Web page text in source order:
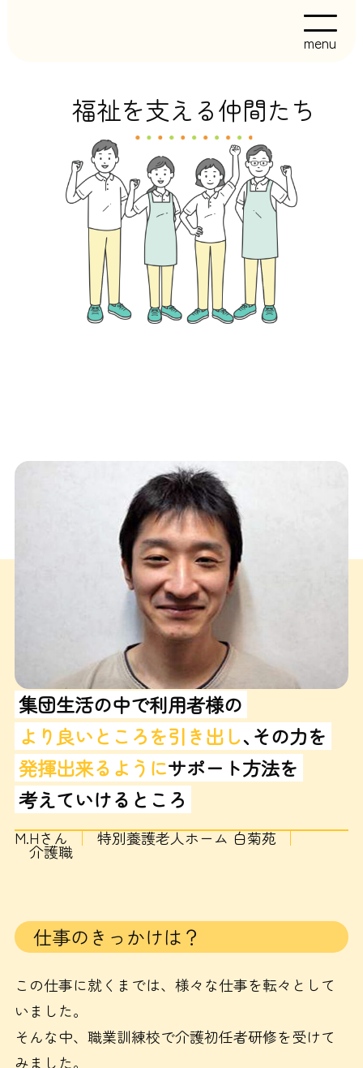
福祉を支える仲間たち
集団生活の中で利用者様の
より良いところを引き出し､その力を
発揮出来るようにサポート方法を
考えていけるところ
M.Hさん 特別養護老人ホーム 白菊苑
介護職
仕事のきっかけは？
この仕事に就くまでは、様々な仕事を転々として
いました。
そんな中、職業訓練校で介護初任者研修を受けて
みました。